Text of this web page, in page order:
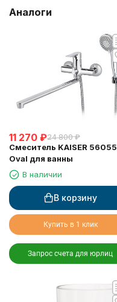
Аналоги
11 270 ₽24 800 ₽
Смеситель KAISER 56055
Oval для ванны
В наличии
В корзину
Купить в 1 клик
Запрос счета для юрлиц